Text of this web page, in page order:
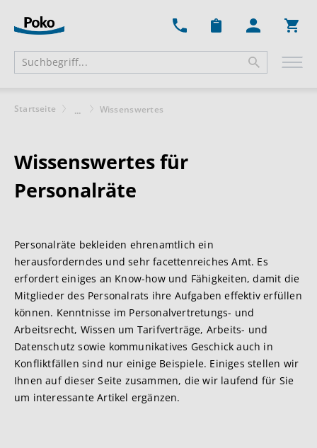
Startseite ... Wissenswertes
Wissenswertes für
Personalräte
Personalräte bekleiden ehrenamtlich ein
herausforderndes und sehr facettenreiches Amt. Es
erfordert einiges an Know-how und Fähigkeiten, damit die
Mitglieder des Personalrats ihre Aufgaben effektiv erfüllen
können. Kenntnisse im Personalvertretungs- und
Arbeitsrecht, Wissen um Tarifverträge, Arbeits- und
Datenschutz sowie kommunikatives Geschick auch in
Konfliktfällen sind nur einige Beispiele. Einiges stellen wir
Ihnen auf dieser Seite zusammen, die wir laufend für Sie
um interessante Artikel ergänzen.